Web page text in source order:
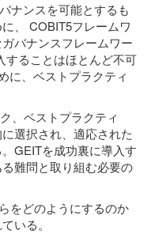
ナンスを可能とするも
、 COBIT5フレームワ
バナンスフレームワー
することはほとんど不可
に、ベストプラクティ
、ベストプラクティ
選択され、適応された
GEITを成功裏に導入す
難問と取り組む必要の
をどのようにするのか
いる。